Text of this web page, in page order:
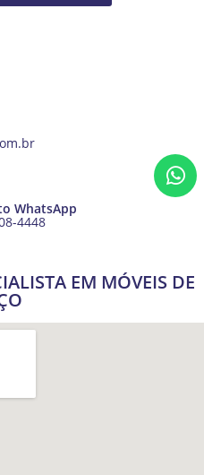
WhatsApp
4448
EM MÓVEIS DE